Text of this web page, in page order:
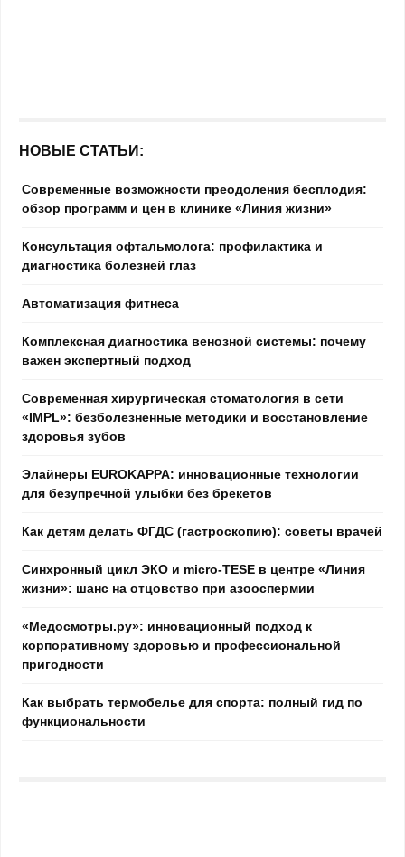
НОВЫЕ СТАТЬИ:
Современные возможности преодоления бесплодия:
обзор программ и цен в клинике «Линия жизни»
Консультация офтальмолога: профилактика и
диагностика болезней глаз
Автоматизация фитнеса
Комплексная диагностика венозной системы: почему
важен экспертный подход
Современная хирургическая стоматология в сети
«IMPL»: безболезненные методики и восстановление
здоровья зубов
Элайнеры EUROKAPPA: инновационные технологии
для безупречной улыбки без брекетов
Как детям делать ФГДС (гастроскопию): советы врачей
Синхронный цикл ЭКО и micro-TESE в центре «Линия
жизни»: шанс на отцовство при азооспермии
«Медосмотры.ру»: инновационный подход к
корпоративному здоровью и профессиональной
пригодности
Как выбрать термобелье для спорта: полный гид по
функциональности